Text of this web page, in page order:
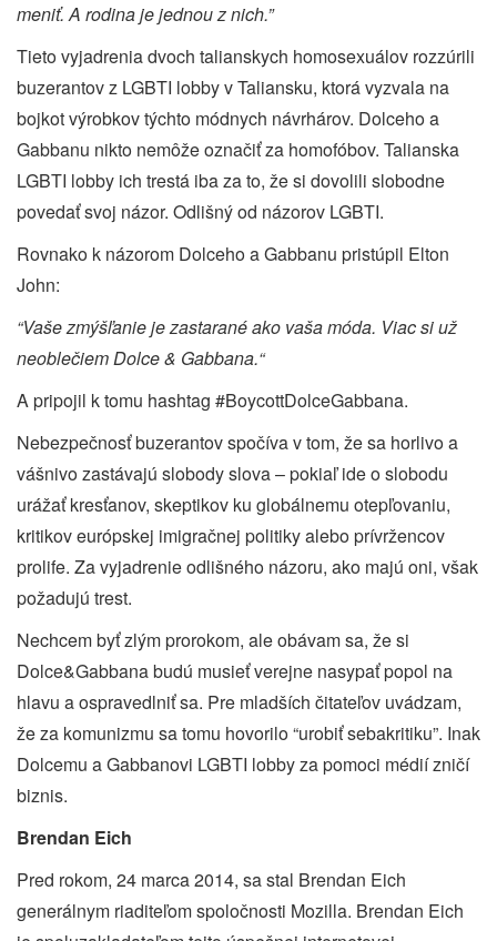
meniť. A rodina je jednou z nich.”
Tieto vyjadrenia dvoch talianskych homosexuálov rozzúrili
buzerantov z LGBTI lobby v Taliansku, ktorá vyzvala na
bojkot výrobkov týchto módnych návrhárov. Dolceho a
Gabbanu nikto nemôže označiť za homofóbov. Talianska
LGBTI lobby ich trestá iba za to, že si dovolili slobodne
povedať svoj názor. Odlišný od názorov LGBTI.
Rovnako k názorom Dolceho a Gabbanu pristúpil Elton
John:
“Vaše zmýšľanie je zastarané ako vaša móda. Viac si už
neoblečiem Dolce & Gabbana.“
A pripojil k tomu hashtag #BoycottDolceGabbana.
Nebezpečnosť buzerantov spočíva v tom, že sa horlivo a
vášnivo zastávajú slobody slova – pokiaľ ide o slobodu
urážať kresťanov, skeptikov ku globálnemu otepľovaniu,
kritikov európskej imigračnej politiky alebo prívržencov
prolife. Za vyjadrenie odlišného názoru, ako majú oni, však
požadujú trest.
Nechcem byť zlým prorokom, ale obávam sa, že si
Dolce&Gabbana budú musieť verejne nasypať popol na
hlavu a ospravedlniť sa. Pre mladších čitateľov uvádzam,
že za komunizmu sa tomu hovorilo “urobiť sebakritiku”. Inak
Dolcemu a Gabbanovi LGBTI lobby za pomoci médií zničí
biznis.
Brendan Eich
Pred rokom, 24 marca 2014, sa stal Brendan Eich
generálnym riaditeľom spoločnosti Mozilla. Brendan Eich